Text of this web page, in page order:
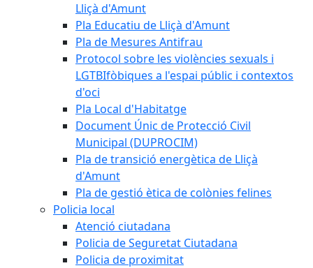
Lliçà d'Amunt
Pla Educatiu de Lliçà d'Amunt
Pla de Mesures Antifrau
Protocol sobre les violències sexuals i
LGTBIfòbiques a l'espai públic i contextos
d'oci
Pla Local d'Habitatge
Document Únic de Protecció Civil
Municipal (DUPROCIM)
Pla de transició energètica de Lliçà
d'Amunt
Pla de gestió ètica de colònies felines
Policia local
Atenció ciutadana
Policia de Seguretat Ciutadana
Policia de proximitat